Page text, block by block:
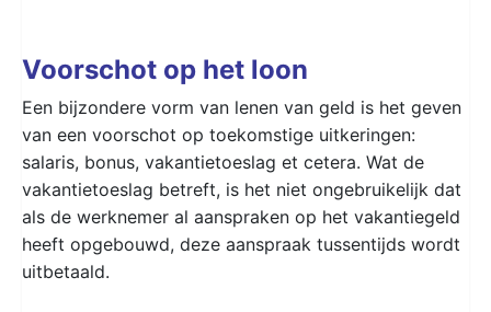
Voorschot op het loon
Een bijzondere vorm van lenen van geld is het geven
van een voorschot op toekomstige uitkeringen:
salaris, bonus, vakantietoeslag et cetera. Wat de
vakantietoeslag betreft, is het niet ongebruikelijk dat
als de werknemer al aanspraken op het vakantiegeld
heeft opgebouwd, deze aanspraak tussentijds wordt
uitbetaald.